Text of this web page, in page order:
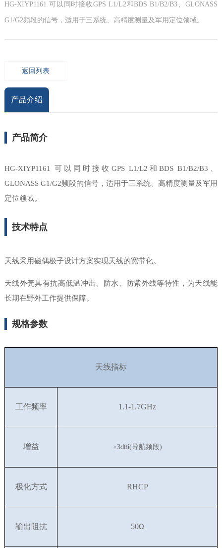
HG-XIYP1161 可以同时接收GPS L1/L2和BDS B1/B2/B3、GLONASS
G1/G2频段的信号，适用于三系统、高精度测量及军用定位领域。
返回列表
产品介绍
产品简介
HG-XIYP1161 可以同时接收GPS L1/L2和BDS B1/B2/B3、
GLONASS G1/G2频段的信号，适用于三系统、高精度测量及军用
定位领域。
技术特点
天线采用磁偶极子设计方案实现天线的宽带化。
天线外壳具有抗高低温冲击、防水、防紫外线等特性 ，为天线能
长期在野外工作提供保障。
规格参数
天线指标
工作频率 1.1-1.7GHz
增益 ≥3dBi(导航频段)
极化方式 RHCP
输出阻抗 50Ω